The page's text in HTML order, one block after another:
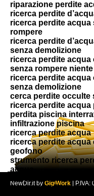
riparazione perdite
ricerca perdite
ricerca perdite acqua
rompere
ricerca perdite
senza demolizione
ricerca perdite acqua
senza rompere niente
ricerca perdite acqua
senza demolizione
cerca perdite occulte
ricerca perdite acqua
perdita piscina
infiltrazione piscina
ricerca perdite acqua
ricerca perdite acqua
geofono
strumento ricerca
acqua
ricerca perdite acqua
NewDir.it by GigiWork |